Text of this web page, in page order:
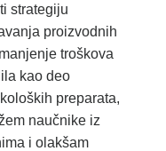
strategiju
proizvodnih
troškova
kao deo
preparata,
naučnike iz
i olakšam